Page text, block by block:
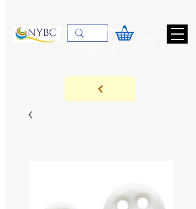
Devoluções & Cobrança